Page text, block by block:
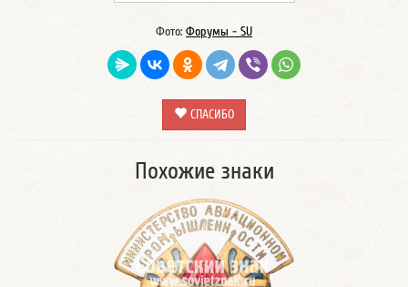
Фото: Форумы - SU
СПАСИБО
Похожие знаки